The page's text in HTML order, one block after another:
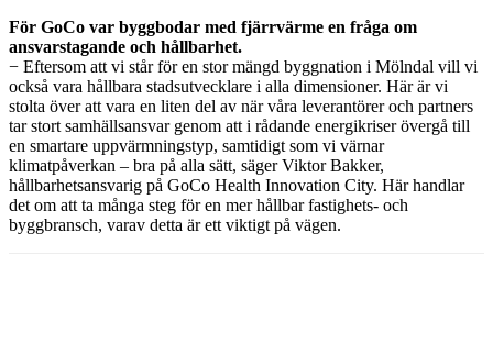
För GoCo var byggbodar med fjärrvärme en fråga om
ansvarstagande och hållbarhet.
− Eftersom att vi står för en stor mängd byggnation i Mölndal vill vi
också vara hållbara stadsutvecklare i alla dimensioner. Här är vi
stolta över att vara en liten del av när våra leverantörer och partners
tar stort samhällsansvar genom att i rådande energikriser övergå till
en smartare uppvärmningstyp, samtidigt som vi värnar
klimatpåverkan – bra på alla sätt, säger Viktor Bakker,
hållbarhetsansvarig på GoCo Health Innovation City. Här handlar
det om att ta många steg för en mer hållbar fastighets- och
byggbransch, varav detta är ett viktigt på vägen.